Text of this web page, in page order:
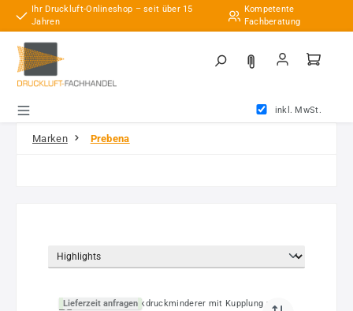
Zum Hauptinhalt springen
Ihr Druckluft-Onlineshop – seit über 15
Jahren
Kompetente
Fachberatung
inkl. MwSt.
Marken Prebena
Lieferzeit anfragen